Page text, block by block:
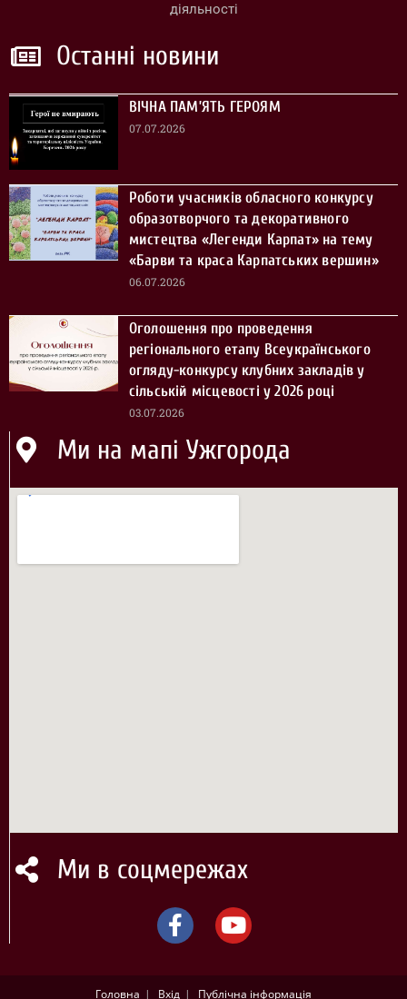
діяльності
Останні новини
ВІЧНА ПАМ’ЯТЬ ГЕРОЯМ
07.07.2026
Роботи учасників обласного конкурсу
образотворчого та декоративного
мистецтва «Легенди Карпат» на тему
«Барви та краса Карпатських вершин»
06.07.2026
Оголошення про проведення
регіонального етапу Всеукраїнського
огляду-конкурсу клубних закладів у
сільській місцевості у 2026 році
03.07.2026
Ми на мапі Ужгорода
Ми в соцмережах
Головна Вхід Публічна інформація